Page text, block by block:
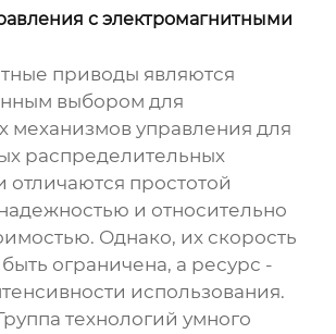
с электромагнитными
приводы являются
выбором для
механизмов управления для
распределительных
отличаются простотой
и относительно
Однако, их скорость
ограничена, а ресурс -
использования.
технологий умного